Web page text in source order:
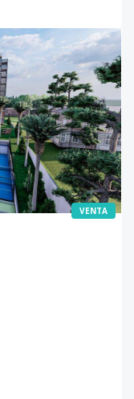
VENTA